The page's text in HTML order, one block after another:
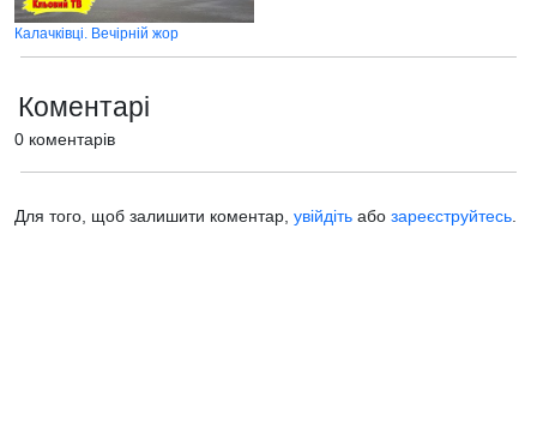
Калачківці. Вечірній жор
Коментарі
0 коментарів
Для того, щоб залишити коментар, увійдіть або зареєструйтесь